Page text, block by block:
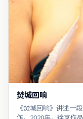
焚城回响
《焚城回响》讲述一